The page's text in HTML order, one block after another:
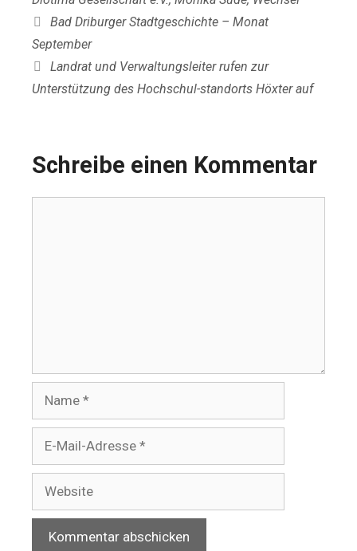
Bad Driburger Stadtgeschichte – Monat
September
Landrat und Verwaltungsleiter rufen zur
Unterstützung des Hochschul-standorts Höxter auf
Schreibe einen Kommentar
Adresse